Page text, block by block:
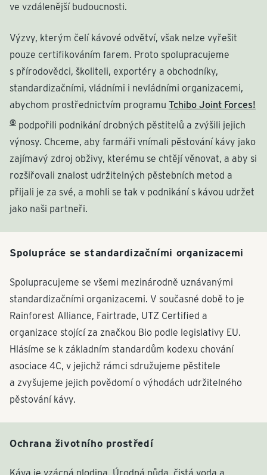
ve vzdálenější budoucnosti.
Výzvy, kterým čelí kávové odvětví, však nelze vyřešit
pouze certifikováním farem. Proto spolupracujeme
s přírodovědci, školiteli, exportéry a obchodníky,
standardizačními, vládními i nevládními organizacemi,
abychom prostřednictvím programu Tchibo Joint Forces!
® podpořili podnikání drobných pěstitelů a zvýšili jejich
výnosy. Chceme, aby farmáři vnímali pěstování kávy jako
zajímavý zdroj obživy, kterému se chtějí věnovat, a aby si
rozšiřovali znalost udržitelných pěstebních metod a
přijali je za své, a mohli se tak v podnikání s kávou udržet
jako naši partneři.
Spolupráce se standardizačními organizacemi
Spolupracujeme se všemi mezinárodně uznávanými
standardizačními organizacemi. V současné době to je
Rainforest Alliance, Fairtrade, UTZ Certified a
organizace stojící za značkou Bio podle legislativy EU.
Hlásíme se k základním standardům kodexu chování
asociace 4C, v jejichž rámci sdružujeme pěstitele
a zvyšujeme jejich povědomí o výhodách udržitelného
pěstování kávy.
Ochrana životního prostředí